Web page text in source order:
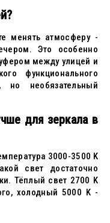
менять атмосферу -
Это особенно
между улицей и
функционального
необязательный
для зеркала в
3000-3500 K
свет достаточно
Тёплый свет 2700 K
холодный 5000 K -